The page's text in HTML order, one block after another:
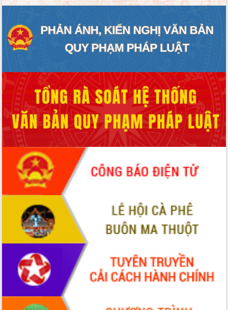
xuất khẩu sầu riêng và triển khai quy
định EUDR
Thứ trưởng Bộ Nông nghiệp và Môi
sầu riêng tại Đắk Lắk
Trình diễn nghệ thuật chế biến các
món ăn từ sầu riêng
Đắk Lắk công bố Quy hoạch và xúc
tiến đầu tư tỉnh
Ngành cá ngừ Đắk Lắk chủ động thích
ứng để giữ vững thị trường xuất khẩu
Diễn đàn Kinh tế tư nhân Việt Nam đột
phá cơ chế - Hợp tác công tư
Đề án 06 tạo bước ngoặt đột phá trong
cải cách hành chính tỉnh Đắk Lắk
Kết nối tour, đẩy mạnh chuyển đổi số
để phát triển du lịch Đắk Lắk
Khởi động Dự án Đầu tư xây dựng hạ
tầng kỹ thuật Cụm công nghiệp Tân
Gặp mặt các cơ quan báo chí nhân Kỷ
niệm 101 năm Ngày Báo chí Cách
mạng Việt Nam
Đắk Lắk sơ kết 4 năm triển khai thực
hiện Đề án 06 của Chính phủ